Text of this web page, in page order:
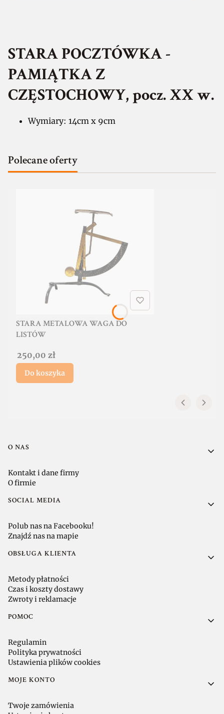
STARA POCZTÓWKA -
PAMIĄTKA Z
CZĘSTOCHOWY, pocz. XX w.
Wymiary: 14cm x 9cm
Polecane oferty
STARA METALOWA WAGA DO
LISTÓW
Cena
250,00 zł
Do koszyka
Linki w stopce
O NAS
Kontakt i dane firmy
O firmie
SOCIAL MEDIA
Polub nas na Facebooku!
Znajdź nas na mapie
OBSŁUGA KLIENTA
Metody płatności
Czas i koszty dostawy
Zwroty i reklamacje
POMOC
Regulamin
Polityka prywatności
Ustawienia plików cookies
MOJE KONTO
Twoje zamówienia